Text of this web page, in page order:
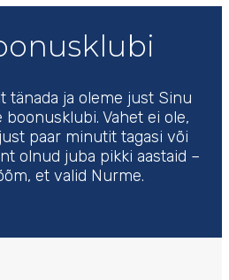
tänada ja oleme just Sinu
Vahet ei ole,
paar minutit tagasi või
olnud juba pikki aastaid –
et valid Nurme.